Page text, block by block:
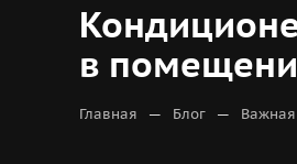
в
Главная — Блог —